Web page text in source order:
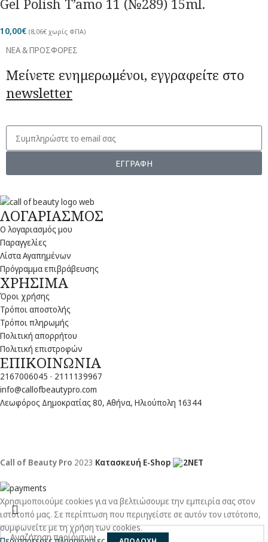
Gel Polish T’amo 11 (№289) 15ml.
10,00€ (8,06€ χωρίς ΦΠΑ)
ΝΕΑ & ΠΡΟΣΦΟΡΕΣ
Μείνετε ενημερωμένοι, εγγραφείτε στο
newsletter
ΕΓΓΡΑΦΗ
ΛΟΓΑΡΙΑΣΜΟΣ
Ο λογαριασμός μου
Παραγγελίες
Λίστα Αγαπημένων
Πρόγραμμα επιβράβευσης
ΧΡΗΣΙΜΑ
Όροι χρήσης
Τρόποι αποστολής
Τρόποι πληρωμής
Πολιτική απορρήτου
Πολιτική επιστροφών
ΕΠΙΚΟΙΝΩΝΙΑ
2167006045 - 2111139967
info@callofbeautypro.com
Λεωφόρος Δημοκρατίας 80, Αθήνα, Ηλιούπολη 16344
Call of Beauty Pro 2023 Κατασκευή E-Shop 2NET
Χρησιμοποιούμε cookies για να βελτιώσουμε την εμπειρία σας στον
ιστότοπό μας. Σε περίπτωση που περιηγείστε σε αυτόν τον ιστότοπο,
συμφωνείτε με τη χρήση των cookies.